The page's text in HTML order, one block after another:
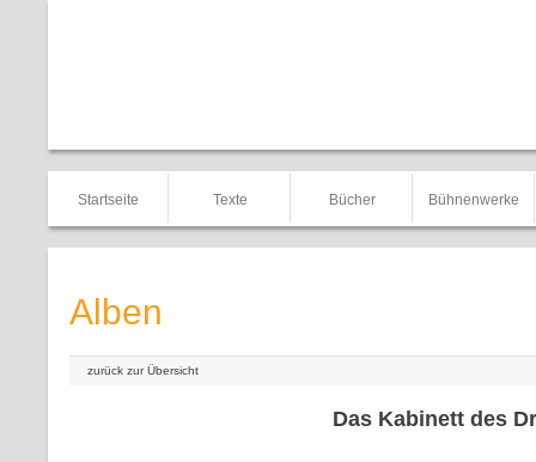
Startseite Texte Bücher Bühnenwerke
Alben
zurück zur Übersicht
Das Kabinett des